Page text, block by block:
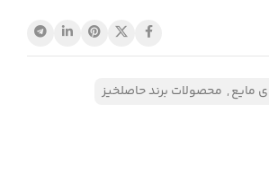
مایع, محصولات برند حاصلخیز